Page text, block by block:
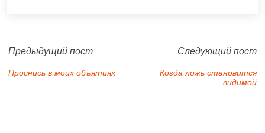
Предыдущий пост
Проснись в моих объятиях
Следующий пост
Когда ложь становится
видимой